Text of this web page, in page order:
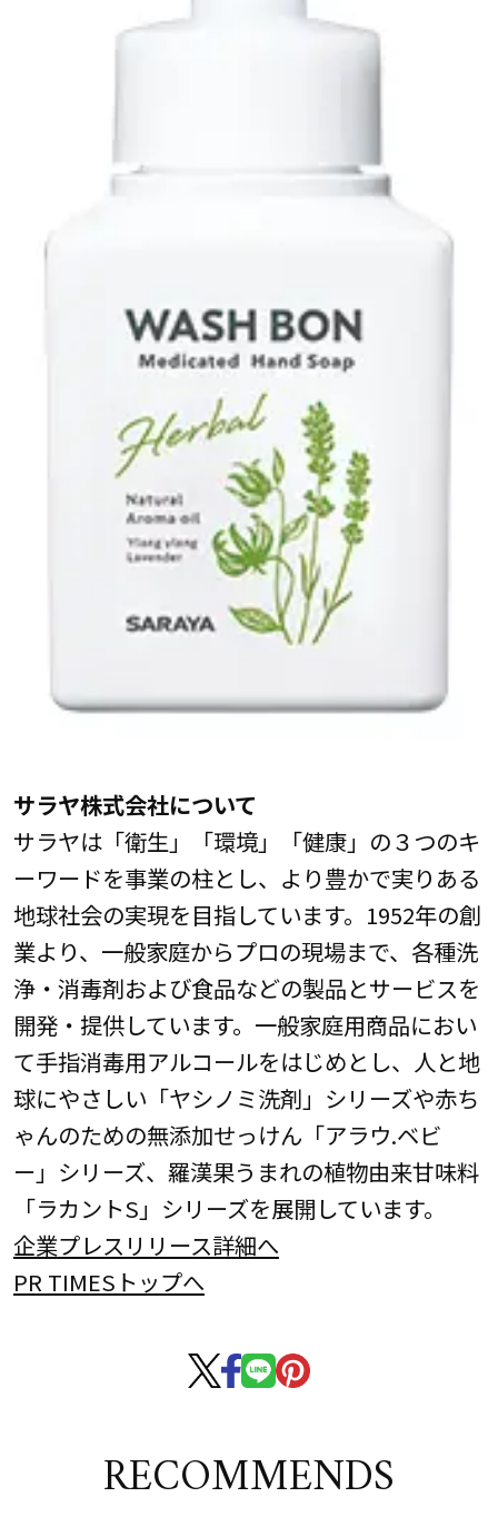
サラヤ株式会社について
サラヤは「衛生」「環境」「健康」の３つのキ
ーワードを事業の柱とし、より豊かで実りある
地球社会の実現を目指しています。1952年の創
業より、一般家庭からプロの現場まで、各種洗
浄・消毒剤および食品などの製品とサービスを
開発・提供しています。一般家庭用商品におい
て手指消毒用アルコールをはじめとし、人と地
球にやさしい「ヤシノミ洗剤」シリーズや赤ち
ゃんのための無添加せっけん「アラウ.ベビ
ー」シリーズ、羅漢果うまれの植物由来甘味料
「ラカントS」シリーズを展開しています。
企業プレスリリース詳細へ
PR TIMESトップへ
RECOMMENDS